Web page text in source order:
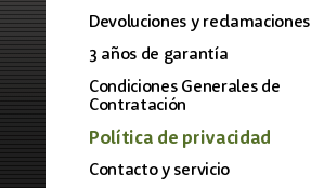
Devoluciones y reclamaciones
3 años de garantía
Condiciones Generales de
Contratación
Política de privacidad
Contacto y servicio